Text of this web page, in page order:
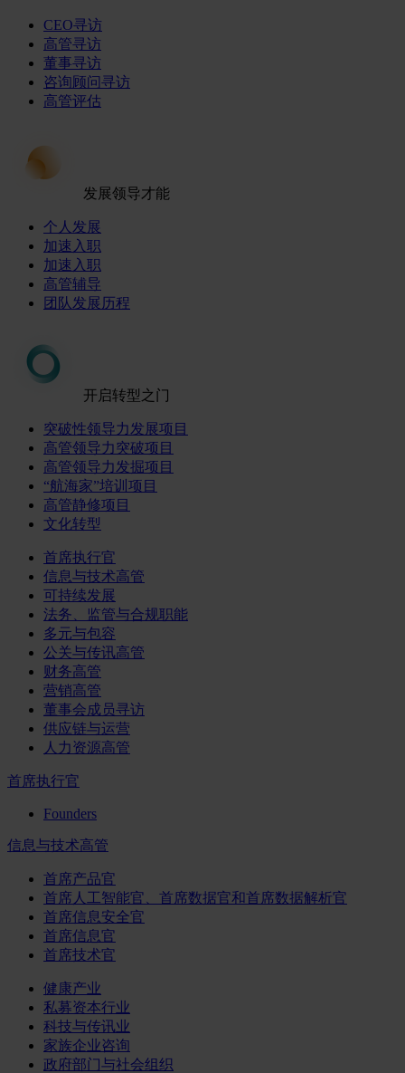
CEO寻访
高管寻访
董事寻访
咨询顾问寻访
高管评估
发展领导才能
个人发展
加速入职
加速入职
高管辅导
团队发展历程
开启转型之门
突破性领导力发展项目
高管领导力突破项目
高管领导力发掘项目
“航海家”培训项目
高管静修项目
文化转型
首席执行官
信息与技术高管
可持续发展
法务、监管与合规职能
多元与包容
公关与传讯高管
财务高管
营销高管
董事会成员寻访
供应链与运营
人力资源高管
首席执行官
Founders
信息与技术高管
首席产品官
首席人工智能官、首席数据官和首席数据解析官
首席信息安全官
首席信息官
首席技术官
健康产业
私募资本行业
科技与传讯业
家族企业咨询
政府部门与社会组织